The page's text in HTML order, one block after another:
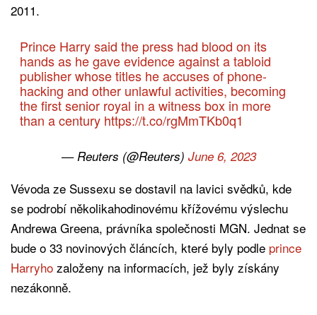
2011.
Prince Harry said the press had blood on its
hands as he gave evidence against a tabloid
publisher whose titles he accuses of phone-
hacking and other unlawful activities, becoming
the first senior royal in a witness box in more
than a century https://t.co/rgMmTKb0q1
— Reuters (@Reuters) June 6, 2023
Vévoda ze Sussexu se dostavil na lavici svědků, kde
se podrobí několikahodinovému křížovému výslechu
Andrewa Greena, právníka společnosti MGN. Jednat se
bude o 33 novinových článcích, které byly podle prince
Harryho založeny na informacích, jež byly získány
nezákonně.